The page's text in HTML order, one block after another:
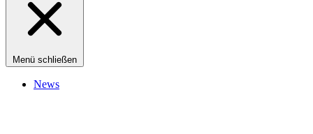
Menü schließen
News